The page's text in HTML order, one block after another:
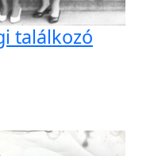
találkozó